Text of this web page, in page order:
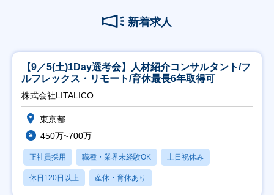
新着求人
【9／5(土)1Day選考会】人材紹介コンサルタント/フ
ルフレックス・リモート/育休最長6年取得可
株式会社LITALICO
東京都
450万~700万
正社員採用 職種・業界未経験OK 土日祝休み
休日120日以上 産休・育休あり